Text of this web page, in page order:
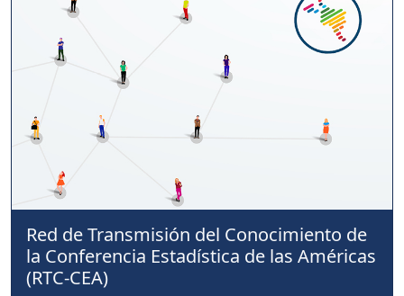
Red de Transmisión del Conocimiento de
la Conferencia Estadística de las Américas
(RTC-CEA)